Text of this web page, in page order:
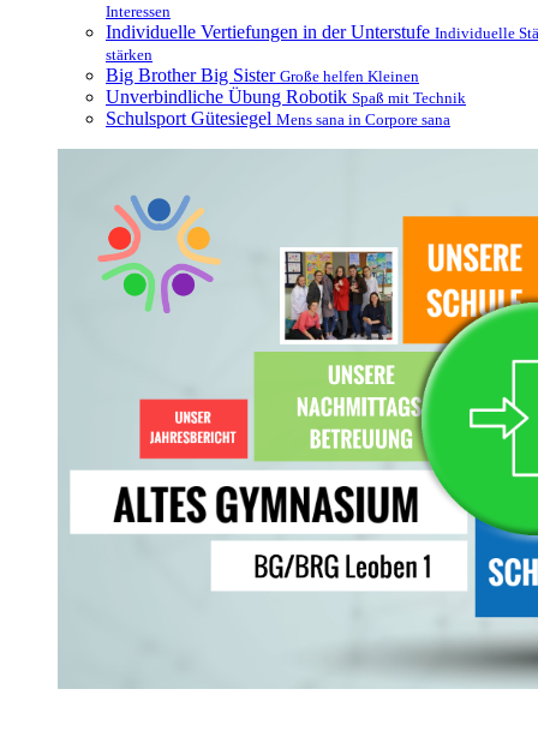
Interessen
Individuelle Vertiefungen in der Unterstufe Individuelle
stärken
Big Brother Big Sister Große helfen Kleinen
Unverbindliche Übung Robotik Spaß mit Technik
Schulsport Gütesiegel Mens sana in Corpore sana